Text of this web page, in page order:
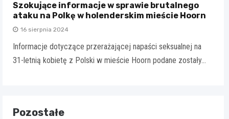
Szokujące informacje w sprawie brutalnego
ataku na Polkę w holenderskim mieście Hoorn
16 sierpnia 2024
Informacje dotyczące przerażającej napaści seksualnej na
31-letnią kobietę z Polski w mieście Hoorn podane zostały…
Pozostałe